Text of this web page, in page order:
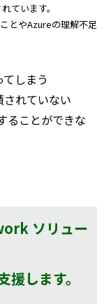
ています。
とやAzureの理解不足
しまう
れていない
ることができな
ソリュー
します。